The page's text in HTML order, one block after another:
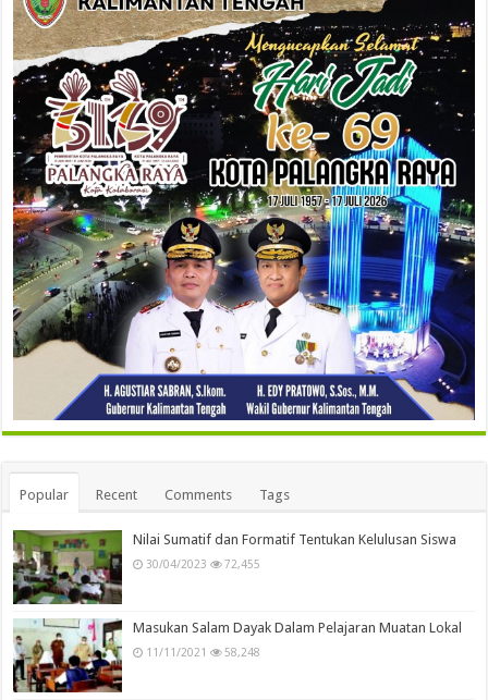
Popular Recent Comments Tags
Nilai Sumatif dan Formatif Tentukan Kelulusan Siswa
30/04/2023 72,455
Masukan Salam Dayak Dalam Pelajaran Muatan Lokal
11/11/2021 58,248